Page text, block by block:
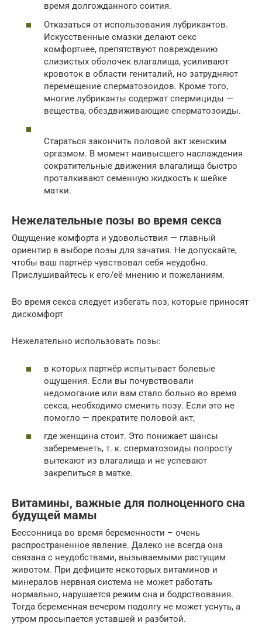
время долгожданного соития.
Отказаться от использования лубрикантов.
Искусственные смазки делают секс
комфортнее, препятствуют повреждению
слизистых оболочек влагалища, усиливают
кровоток в области гениталий, но затрудняют
перемещение сперматозоидов. Кроме того,
многие лубриканты содержат спермициды —
вещества, обездвиживающие сперматозоиды.
Стараться закончить половой акт женским
оргазмом. В момент наивысшего наслаждения
сократительные движения влагалища быстро
проталкивают семенную жидкость к шейке
матки.
Нежелательные позы во время секса
Ощущение комфорта и удовольствия — главный
ориентир в выборе позы для зачатия. Не допускайте,
чтобы ваш партнёр чувствовал себя неудобно.
Прислушивайтесь к его/её мнению и пожеланиям.
Во время секса следует избегать поз, которые приносят
дискомфорт
Нежелательно использовать позы:
в которых партнёр испытывает болевые
ощущения. Если вы почувствовали
недомогание или вам стало больно во время
секса, необходимо сменить позу. Если это не
помогло — прекратите половой акт;
где женщина стоит. Это понижает шансы
забеременеть, т. к. сперматозоиды попросту
вытекают из влагалища и не успевают
закрепиться в матке.
Витамины, важные для полноценного сна
будущей мамы
Бессонница во время беременности – очень
распространенное явление. Далеко не всегда она
связана с неудобствами, вызываемыми растущим
животом. При дефиците некоторых витаминов и
минералов нервная система не может работать
нормально, нарушается режим сна и бодрствования.
Тогда беременная вечером подолгу не может уснуть, а
утром просыпается уставшей и разбитой.